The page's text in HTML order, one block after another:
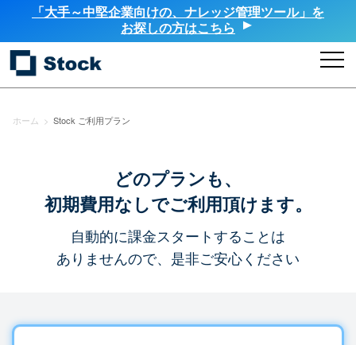
「大手～中堅企業向けの、ナレッジ管理ツール」を
お探しの方はこちら
ホーム > Stock ご利用プラン
どのプランも、
初期費用なしでご利用頂けます。
自動的に課金スタートすることは
ありませんので、是非ご安心ください